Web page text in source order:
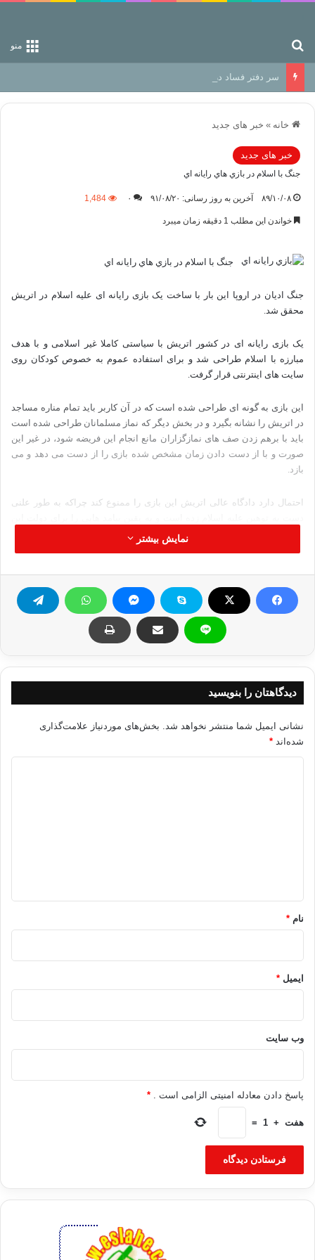
منو
سر دفتر فساد در زمین‌، دوری وکناره‌گیری از راه خداست‌!
خانه » خبر های جدید
خبر های جدید
جنگ با اسلام در بازي هاي رايانه اي
۸۹/۱۰/۰۸ آخرین به روز رسانی: ۹۱/۰۸/۲۰ ۰ 1,484
خواندن این مطلب 1 دقیقه زمان میبرد
جنگ با اسلام در بازي هاي رايانه اي
جنگ ادیان در اروپا این بار با ساخت یک بازی رایانه ای علیه اسلام در اتریش
محقق شد.
یک بازی رایانه ای در کشور اتریش با سیاستی کاملا غیر اسلامی و با هدف
مبارزه با اسلام طراحی شد و برای استفاده عموم به خصوص کودکان روی
سایت های اینترنتی قرار گرفت.
این بازی به گونه ای طراحی شده است که در آن کاربر باید تمام مناره مساجد
در اتریش را نشانه بگیرد و در بخش دیگر که نماز مسلمانان طراحی شده است
باید با برهم زدن صف های نمازگزاران مانع انجام این فریضه شود، در غیر این
صورت و با از دست دادن زمان مشخص شده بازی را از دست می دهد و می
بازد.
احتمال دارد دادگاه عالی اتریش این بازی را ممنوع کند چراکه به طور علنی
در برابر مخالفتهای احتمالی بایستند.
در این راستا، این حزب میلیونها یورو هزینه را برای جذب حمایت به عمل خود
متحمل شده است و حتی قول دادن میلیونها یوروی دیگر را به برخی مخالفان
کمک ها در بقای این حزب تاثیر به سزایی داشته است.
برگرفته از تابش
نمایش بیشتر
دیدگاهتان را بنویسید
نشانی ایمیل شما منتشر نخواهد شد. بخش‌های موردنیاز علامت‌گذاری
شده‌اند *
نام *
ایمیل *
وب‌ سایت
پاسخ دادن معادله امنیتی الزامی است . *
هفت +
1
=